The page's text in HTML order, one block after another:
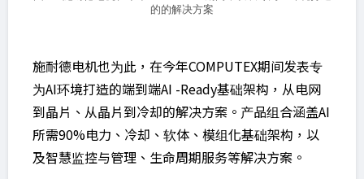
的的解决方案
施耐德电机也为此，在今年COMPUTEX期间发表专
为AI环境打造的端到端AI -Ready基础架构，从电网
到晶片、从晶片到冷却的解决方案。产品组合涵盖AI
所需90%电力、冷却、软体、模组化基础架构，以
及智慧监控与管理、生命周期服务等解决方案。